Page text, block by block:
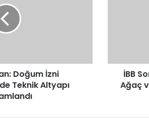
Doğum İzni
Teknik Altyapı
Operasyon
Düzenlendi
İBB
Ağaç